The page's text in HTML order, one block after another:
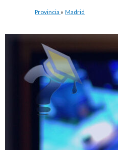
Provincia » Madrid